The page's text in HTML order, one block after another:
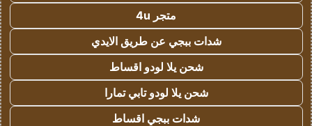
متجر 4u
شدات ببجي عن طريق الايدي
شحن يلا لودو اقساط
شحن يلا لودو تابي تمارا
شدات ببجي اقساط